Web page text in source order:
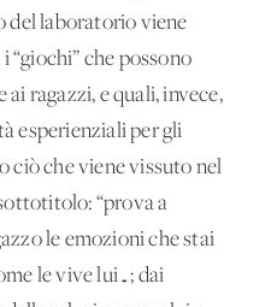
del laboratorio viene
che possono
ragazzi, e quali, invece,
esperienziali per gli
che viene vissuto nel
“prova a
le emozioni che stai
le vive lui…; dai